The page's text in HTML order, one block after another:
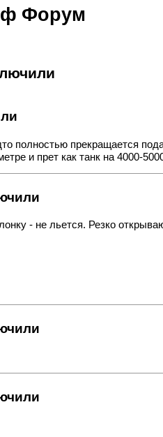
Форум
полностью прекращается
и прет как танк на 4000-
- не льется. Резко